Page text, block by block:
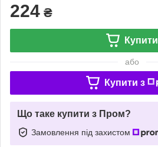
224 ₴
Купити
або
Купити з
Що таке купити з Пром?
Замовлення під захистом